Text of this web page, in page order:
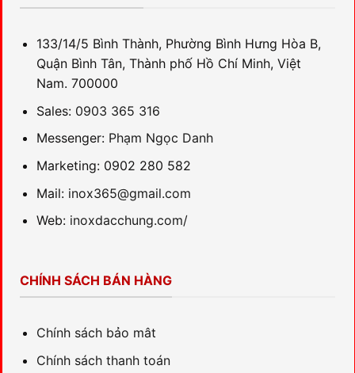
133/14/5 Bình Thành, Phường Bình Hưng Hòa B,
Quận Bình Tân, Thành phố Hồ Chí Minh, Việt
Nam. 700000
Sales: 0903 365 316
Messenger: Phạm Ngọc Danh
Marketing: 0902 280 582
Mail: inox365@gmail.com
Web: inoxdacchung.com/
CHÍNH SÁCH BÁN HÀNG
Chính sách bảo mât
Chính sách thanh toán